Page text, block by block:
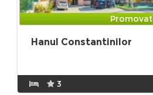
Promovat
Hanul Constantinilor
3